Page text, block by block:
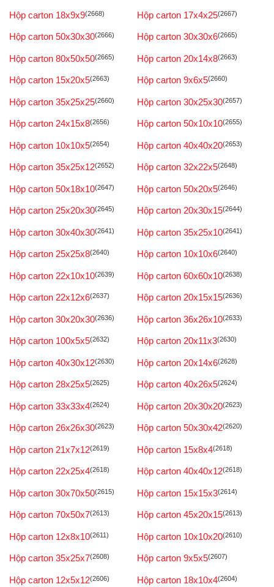
Hộp carton 18x9x9(2668) Hộp carton 17x4x25(2667)
Hộp carton 50x30x30(2666) Hộp carton 30x30x6(2665)
Hộp carton 80x50x50(2665) Hộp carton 20x14x8(2663)
Hộp carton 15x20x5(2663) Hộp carton 9x6x5(2660)
Hộp carton 35x25x25(2660) Hộp carton 30x25x30(2657)
Hộp carton 24x15x8(2656) Hộp carton 50x10x10(2655)
Hộp carton 10x10x5(2654) Hộp carton 40x40x20(2653)
Hộp carton 35x25x12(2652) Hộp carton 32x22x5(2648)
Hộp carton 50x18x10(2647) Hộp carton 50x20x5(2646)
Hộp carton 25x20x30(2645) Hộp carton 20x30x15(2644)
Hộp carton 30x40x30(2641) Hộp carton 35x25x10(2641)
Hộp carton 25x25x8(2640) Hộp carton 10x10x6(2640)
Hộp carton 22x10x10(2639) Hộp carton 60x60x10(2638)
Hộp carton 22x12x6(2637) Hộp carton 20x15x15(2636)
Hộp carton 30x20x30(2636) Hộp carton 36x26x10(2633)
Hộp carton 100x5x5(2632) Hộp carton 20x11x3(2630)
Hộp carton 40x30x12(2630) Hộp carton 20x14x6(2628)
Hộp carton 28x25x5(2625) Hộp carton 40x26x5(2624)
Hộp carton 33x33x4(2624) Hộp carton 20x30x20(2623)
Hộp carton 26x26x30(2623) Hộp carton 50x30x42(2620)
Hộp carton 21x7x12(2619) Hộp carton 15x8x4(2618)
Hộp carton 22x25x4(2618) Hộp carton 40x40x12(2618)
Hộp carton 30x70x50(2615) Hộp carton 15x15x3(2614)
Hộp carton 70x50x7(2613) Hộp carton 45x20x15(2613)
Hộp carton 12x8x10(2611) Hộp carton 10x10x20(2610)
Hộp carton 35x25x7(2608) Hộp carton 9x5x5(2607)
Hộp carton 12x5x12(2606) Hộp carton 18x10x4(2604)